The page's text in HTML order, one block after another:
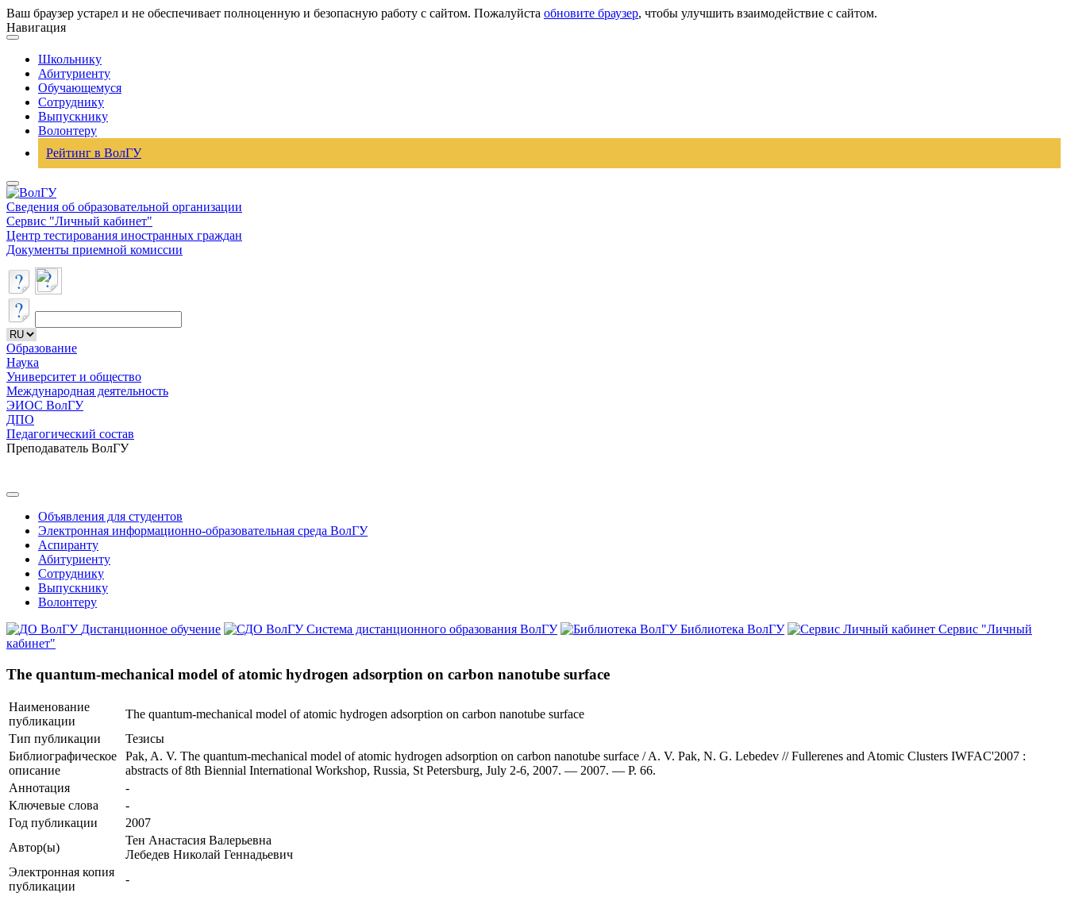
Ваш браузер устарел и не обеспечивает полноценную и безопасную работу с сайтом. Пожалуйста обновите браузер, чтобы улучшить взаимодействие с сайтом.
Навигация
Школьнику
Абитуриенту
Обучающемуся
Сотруднику
Выпускнику
Волонтеру
Рейтинг в ВолГУ
Сведения об образовательной организации
Сервис "Личный кабинет"
Центр тестирования иностранных граждан
Документы приемной комиссии
Образование
Наука
Университет и общество
Международная деятельность
ЭИОС ВолГУ
ДПО
Педагогический состав
Преподаватель ВолГУ
Объявления для студентов
Электронная информационно-образовательная среда ВолГУ
Аспиранту
Абитуриенту
Сотруднику
Выпускнику
Волонтеру
Дистанционное обучение
Система дистанционного образования ВолГУ Библиотека ВолГУ
Сервис "Личный
кабинет"
The quantum-mechanical model of atomic hydrogen adsorption on carbon nanotube surface
Наименование
публикации
The quantum-mechanical model of atomic hydrogen adsorption on carbon nanotube surface
Тип публикации
Тезисы
Библиографическое
описание
Pak, A. V. The quantum-mechanical model of atomic hydrogen adsorption on carbon nanotube surface / A. V. Pak, N. G. Lebedev // Fullerenes and Atomic Clusters IWFAC'2007 :
abstracts of 8th Biennial International Workshop, Russia, St Petersburg, July 2-6, 2007. — 2007. — P. 66.
Аннотация
-
Ключевые cлова
-
Год публикации
2007
Автор(ы)
Тен Анастасия Валерьевна
Лебедев Николай Геннадьевич
Электронная копия
публикации
-